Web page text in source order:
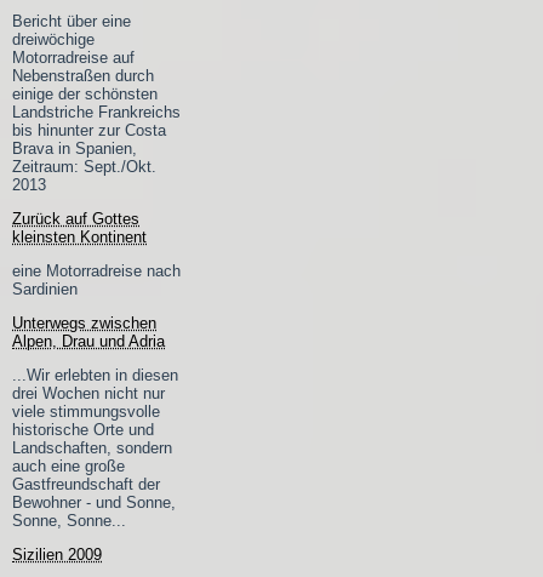
Bericht über eine
dreiwöchige
Motorradreise auf
Nebenstraßen durch
einige der schönsten
Landstriche Frankreichs
bis hinunter zur Costa
Brava in Spanien,
Zeitraum: Sept./Okt.
2013
Zurück auf Gottes
kleinsten Kontinent
eine Motorradreise nach
Sardinien
Unterwegs zwischen
Alpen, Drau und Adria
...Wir erlebten in diesen
drei Wochen nicht nur
viele stimmungsvolle
historische Orte und
Landschaften, sondern
auch eine große
Gastfreundschaft der
Bewohner - und Sonne,
Sonne, Sonne...
Sizilien 2009